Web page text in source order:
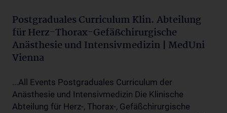
Postgraduales Curriculum Klin. Abteilung
für Herz-Thorax-Gefäßchirurgische
Anästhesie und Intensivmedizin | MedUni
Vienna
...All Events Postgraduales Curriculum der
Anästhesie und Intensivmedizin Die Klinische
Abteilung für Herz-, Thorax-, Gefäßchirurgische